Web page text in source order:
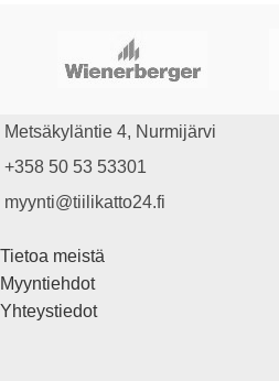
Metsäkyläntie 4, Nurmijärvi
+358 50 53 53301
myynti@tiilikatto24.fi
Tietoa meistä
Myyntiehdot
Yhteystiedot